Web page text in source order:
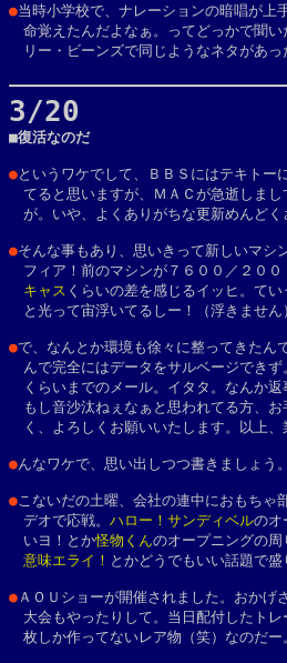
●当時小学校で、ナレーションの暗唱が上
命覚えたんだよなぁ。ってどっかで聞
リー・ビーンズで同じようなネタがあ
3/20
■復活なのだ
●というワケでして、ＢＢＳにはテキトー
てると思いますが、ＭＡＣが急逝しま
が。いや、よくありがちな更新めんど
●そんな事もあり、思いきって新しいマシ
フィア！前のマシンが７６００／２００
キャス くらいの差を感じるイッヒ。て
と光って宙浮いてるしー！（浮きません
●で、なんとか環境も徐々に整ってきたん
んで完全にはデータをサルベージでき
くらいまでのメール。イタタ。なんか
もし音沙汰ねぇなぁと思われてる方、
く、よろしくお願いいたします。以上、
●んなワケで、思い出しつつ書きましょう。
● こないだの土曜、会社の連中におもち
デオで応戦。 ハロー！サンディベルのオ
いヨ！とか怪物くんのオープニングの周
意味エライ！ とかどうでもいい話題で盛
● ＡＯＵショーが開催されました。おか
大会もやったりして。当日配付したト
枚しか作ってないレア物（笑）なのだー